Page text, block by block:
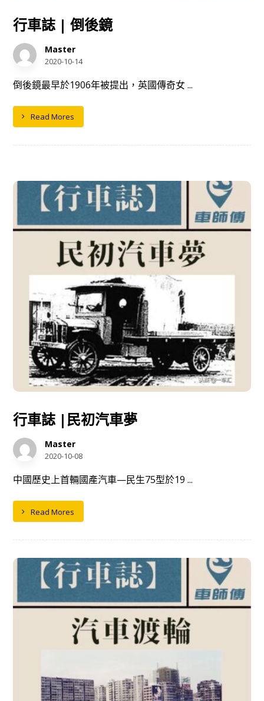
行車誌 | 倒後鏡
Master
2020-10-14
倒後鏡最早於1906年被提出，英國傳奇女 ...
Read Mores
行車誌 |民初汽車夢
Master
2020-10-08
中國歷史上首輛國產汽車—民生75型於19 ...
Read Mores